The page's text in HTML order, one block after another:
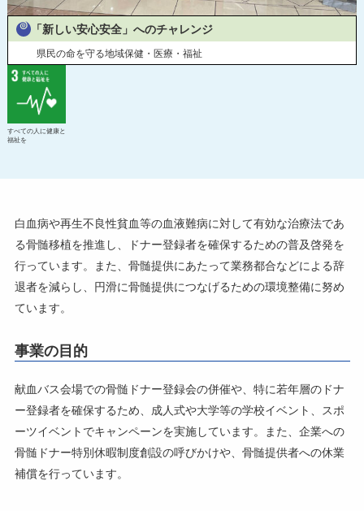
「新しい安心安全」へのチャレンジ
県民の命を守る地域保健・医療・福祉
すべての人に健康と
福祉を
白血病や再生不良性貧血等の血液難病に対して有効な治療法であ
る骨髄移植を推進し、ドナー登録者を確保するための普及啓発を
行っています。また、骨髄提供にあたって業務都合などによる辞
退者を減らし、円滑に骨髄提供につなげるための環境整備に努め
ています。
事業の目的
献血バス会場での骨髄ドナー登録会の併催や、特に若年層のドナ
ー登録者を確保するため、成人式や大学等の学校イベント、スポ
ーツイベントでキャンペーンを実施しています。また、企業への
骨髄ドナー特別休暇制度創設の呼びかけや、骨髄提供者への休業
補償を行っています。